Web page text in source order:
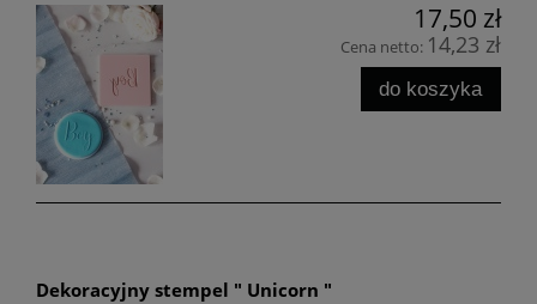
17,50 zł
Cena netto: 14,23 zł
do koszyka
Dekoracyjny stempel " Unicorn "